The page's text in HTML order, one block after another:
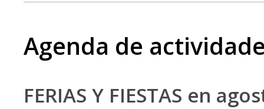
Agenda de
FERIAS Y FIESTAS en